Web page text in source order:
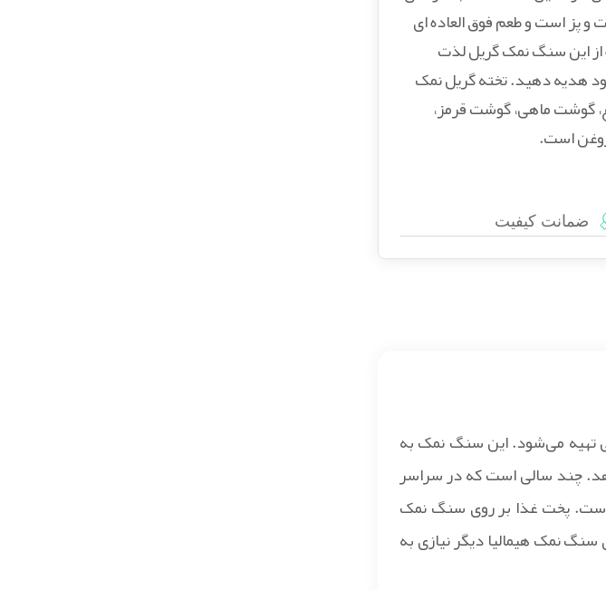
است و طعم فوق العاده ای
این سنگ نمک گریل لذت
هدیه دهید. تخته گریل نمک
گوشت ماهی، گوشت قرمز،
است.
ضمانت کیفیت
می‌شود. این سنگ نمک به
چند سالی است که در سراسر
پخت غذا بر روی سنگ نمک
نمک هیمالیا دیگر نیازی به